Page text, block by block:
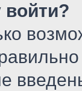
войти?